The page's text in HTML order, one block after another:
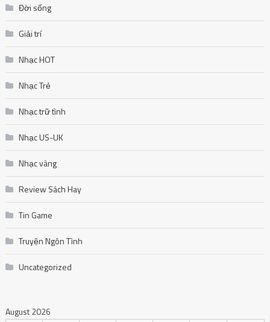
Đời sống
Giải trí
Nhạc HOT
Nhạc Trẻ
Nhạc trữ tình
Nhạc US-UK
Nhạc vàng
Review Sách Hay
Tin Game
Truyện Ngôn Tình
Uncategorized
August 2026